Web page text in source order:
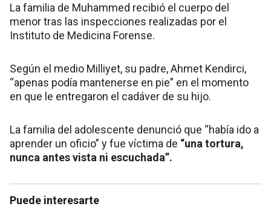
La familia de Muhammed recibió el cuerpo del
menor tras las inspecciones realizadas por el
Instituto de Medicina Forense.
Según el medio Milliyet, su padre, Ahmet Kendirci,
“apenas podía mantenerse en pie” en el momento
en que le entregaron el cadáver de su hijo.
La familia del adolescente denunció que “había ido a
aprender un oficio” y fue víctima de “una tortura,
nunca antes vista ni escuchada”.
Puede interesarte